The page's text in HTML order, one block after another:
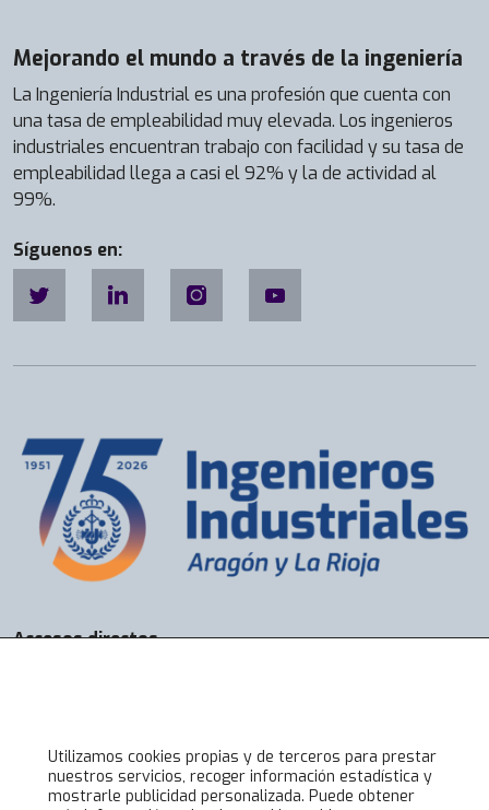
Mejorando el mundo a través de la ingeniería
La Ingeniería Industrial es una profesión que cuenta con
una tasa de empleabilidad muy elevada. Los ingenieros
industriales encuentran trabajo con facilidad y su tasa de
empleabilidad llega a casi el 92% y la de actividad al
99%.
Síguenos en:
Accesos directos
Alta online
Utilizamos cookies propias y de terceros para prestar
nuestros servicios, recoger información estadística y
mostrarle publicidad personalizada. Puede obtener